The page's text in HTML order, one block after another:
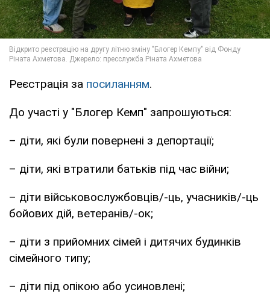
Реєстрація за посиланням.
До участі у "Блогер Кемп" запрошуються:
– діти, які були повернені з депортації;
– діти, які втратили батьків під час війни;
– діти військовослужбовців/-ць, учасників/-ць
бойових дій, ветеранів/-ок;
– діти з прийомних сімей і дитячих будинків
сімейного типу;
– діти під опікою або усиновлені;